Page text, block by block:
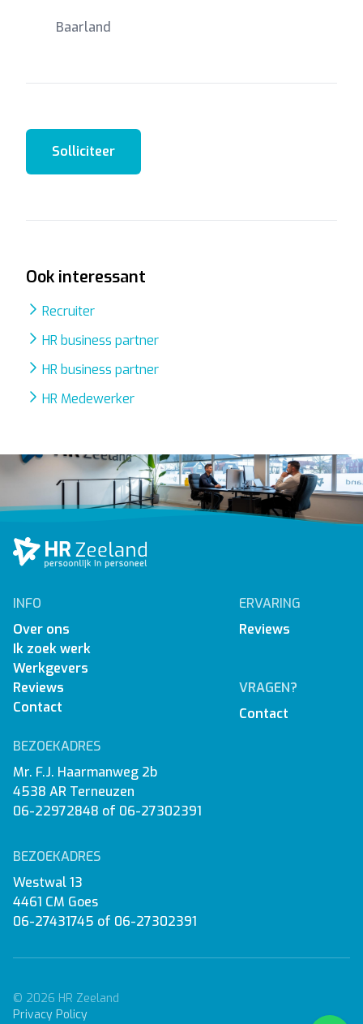
Baarland
Solliciteer
Ook interessant
Recruiter
HR business partner
HR business partner
HR Medewerker
INFO
Over ons
Ik zoek werk
Werkgevers
Reviews
Contact
ERVARING
Reviews
VRAGEN?
Contact
BEZOEKADRES
Mr. F.J. Haarmanweg 2b
4538 AR Terneuzen
06-22972848 of 06-27302391
BEZOEKADRES
Westwal 13
4461 CM Goes
06-27431745 of 06-27302391
© 2026 HR Zeeland
Privacy Policy